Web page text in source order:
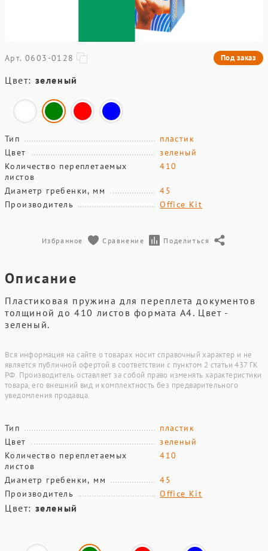
Арт. 0603-0128 Под заказ
Цвет: зеленый
Тип
пластик
Цвет
зеленый
Количество переплетаемых
листов
410
Диаметр гребенки, мм
45
Производитель
Office Kit
Избранное Сравнение Поделиться
Описание
Пластиковая пружина для переплета документов
толщиной до 410 листов формата А4. Цвет -
зеленый.
Вся информация на сайте о товарах носит справочный характер и не
является публичной офертой в соответствии с пунктом 2 статьи 437 ГК
РФ. Производитель оставляет за собой право изменять характеристики
товара, его внешний вид и комплектность без предварительного
уведомления продавца.
Тип
пластик
Цвет
зеленый
Количество переплетаемых
листов
410
Диаметр гребенки, мм
45
Производитель
Office Kit
Цвет: зеленый